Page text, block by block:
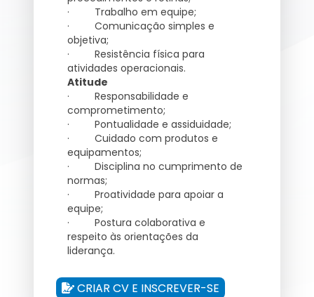
· Trabalho em equipe;
· Comunicação simples e
objetiva;
· Resistência física para
atividades operacionais.
Atitude
· Responsabilidade e
comprometimento;
· Pontualidade e assiduidade;
· Cuidado com produtos e
equipamentos;
· Disciplina no cumprimento de
normas;
· Proatividade para apoiar a
equipe;
· Postura colaborativa e
respeito às orientações da
liderança.
CRIAR CV E INSCREVER-SE